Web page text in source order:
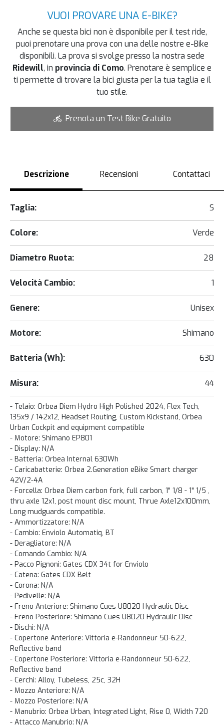
VUOI PROVARE UNA E-BIKE?
Anche se questa bici non è disponibile per il test ride,
puoi prenotare una prova con una delle nostre e-Bike
disponibili. La prova si svolge presso la nostra sede
Ridewill, in provincia di Como. Prenotare è semplice e
ti permette di trovare la bici giusta per la tua taglia e il
tuo stile.
Prenota un Test Bike Gratuito
Descrizione Recensioni Contattaci
Taglia: S
Colore: Verde
Diametro Ruota: 28
Velocità Cambio: 1
Genere: Unisex
Motore: Shimano
Batteria (Wh): 630
Misura: 44
- Telaio: Orbea Diem Hydro High Polished 2024, Flex Tech,
135x9 / 142x12, Headset Routing, Custom Kickstand, Orbea
Urban Cockpit and equipment compatible
- Motore: Shimano EP801
- Display: N/A
- Batteria: Orbea Internal 630Wh
- Caricabatterie: Orbea 2.Generation eBike Smart charger
42V/2-4A
- Forcella: Orbea Diem carbon fork, full carbon, 1" 1/8 - 1" 1/5 ,
thru axle 12x1, post mount disc mount, Thrue Axle12x100mm,
Long mudguards compatible.
- Ammortizzatore: N/A
- Cambio: Enviolo Automatiq, BT
- Deragliatore: N/A
- Comando Cambio: N/A
- Pacco Pignoni: Gates CDX 34t for Enviolo
- Catena: Gates CDX Belt
- Corona: N/A
- Pedivelle: N/A
- Freno Anteriore: Shimano Cues U8020 Hydraulic Disc
- Freno Posteriore: Shimano Cues U8020 Hydraulic Disc
- Dischi: N/A
- Copertone Anteriore: Vittoria e-Randonneur 50-622,
Reflective band
- Copertone Posteriore: Vittoria e-Randonneur 50-622,
Reflective band
- Cerchi: Alloy, Tubeless, 25c, 32H
- Mozzo Anteriore: N/A
- Mozzo Posteriore: N/A
- Manubrio: Orbea Urban, Integrated Light, Rise 0, Width 720
- Attacco Manubrio: N/A